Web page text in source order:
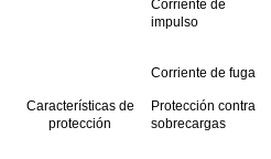
Corriente de
impulso
Corriente de fuga
Características de
protección
Protección contra
sobrecargas